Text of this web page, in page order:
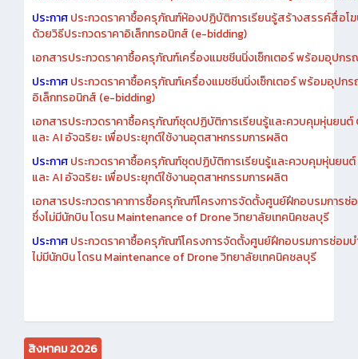
เอกสารประกวดราคาการซื้อครุภัณฑ์ห้องปฏิบัติการเรียนรู้สร้างสรรค์
ประกาศ ประกวดราคาซื้อครุภัณฑ์ห้องปฏิบัติการเรียนรู้สร้างสรรค์สื่อโ
ด้วยวิธีประกวดราคาอิเล็กทรอนิกส์ (e-bidding)
เอกสารประกวดราคาซื้อครุภัณฑ์เครื่องแมชชีนนิ่งเซ็กเตอร์ พร้อมอุปก
ประกาศประกวดราคาซื้อครุภัณฑ์เครื่องแมชชีนนิ่งเซ็กเตอร์ พร้อมอุปก
อิเล็กทรอนิกส์ (e-bidding)
เอกสารประกวดราคาซื้อครุภัณฑ์ชุดปฏิบัติการเรียนรู้และควบคุมหุ่นยน
และ AI อัจฉริยะ เพื่อประยุกต์ใช้งานอุตสาหกรรมการผลิต
ประกาศประกวดราคาซื้อครุภัณฑ์ชุดปฏิบัติการเรียนรู้และควบคุมหุ่นยน
และ AI อัจฉริยะ เพื่อประยุกต์ใช้งานอุตสาหกรรมการผลิต
เอกสารประกวดราคาการซื้อครุภัณฑ์โครงการจัดตั้งศูนย์ฝึกอบรมการซ่
ซึ่งไม่มีนักบิน โดรน Maintenance of Drone วิทยาลัยเทคนิคชลบุรี
ประกาศประกวดราคาซื้อครุภัณฑ์โครงการจัดตั้งศูนย์ฝึกอบรมการซ่อมบ